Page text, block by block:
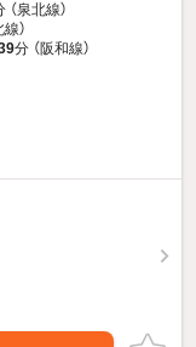
（泉北線）
）
分 （阪和線）